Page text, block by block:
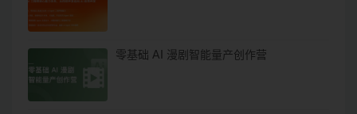
零基础 AI 漫剧智能量产创作营